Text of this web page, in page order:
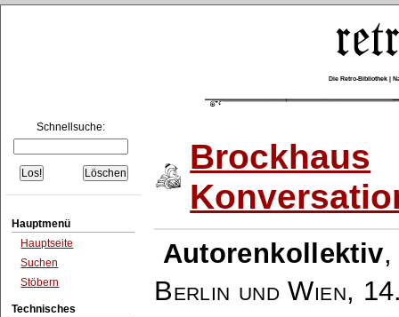
Die Retro-Bibliothek |
Schnellsuche:
Hauptmenü
Hauptseite
Suchen
Stöbern
Technisches
Brockhaus
Autorenkollektiv
Berlin und Wien,